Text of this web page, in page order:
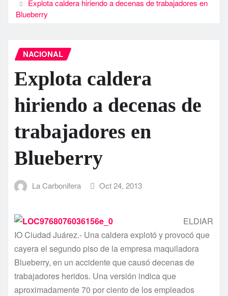
Explota caldera hiriendo a decenas de trabajadores en
Blueberry
NACIONAL
Explota caldera
hiriendo a decenas de
trabajadores en
Blueberry
La Carbonifera Oct 24, 2013
ELDIAR
IO Ciudad Juárez.- Una caldera explotó y provocó que
cayera el segundo piso de la empresa maquiladora
Blueberry, en un accidente que causó decenas de
trabajadores heridos. Una versión indica que
aproximadamente 70 por ciento de los empleados